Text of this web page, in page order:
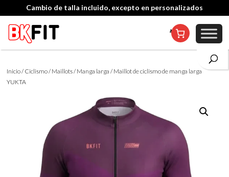
Cambio de talla incluido, excepto en personalizados
Inicio/ Ciclismo/ Maillots/ Manga larga / Maillot de ciclismo de manga larga
YUKTA